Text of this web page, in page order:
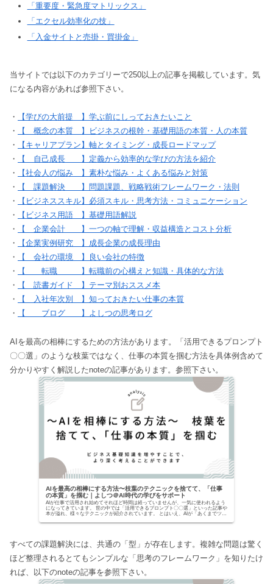
「重要度・緊急度マトリックス」
「エクセル効率化の技」
「入金サイトと売掛・買掛金」
当サイトでは以下のカテゴリーで250以上の記事を掲載しています。気
になる内容があれば参照下さい。
・
【学びの大前提 】学ぶ前にしっておきたいこと
・
【 概念の本質 】ビジネスの根幹・基礎用語の本質・人の本質
・
【キャリアプラン】軸とタイミング・成長ロードマップ
・
【 自己成長 】定義から効率的な学びの方法を紹介
・
【社会人の悩み 】素朴な悩み・よくある悩みと対策
・
【 課題解決 】問題課題、戦略戦術フレームワーク・法則
・
【ビジネススキル】必須スキル・思考方法・コミュニケーション
・
【ビジネス用語 】基礎用語解説
・
【 企業会計 】一つの軸で理解・収益構造とコスト分析
・
【企業実例研究 】成長企業の成長理由
・
【 会社の環境 】良い会社の特徴
・
【 転職 】転職前の心構えと知識・具体的な方法
・
【 読書ガイド 】テーマ別おススメ本
・
【 入社年次別 】知っておきたい仕事の本質
・
【 ブログ 】よしつの思考ログ
AIを最高の相棒にするための方法があります。「活用できるプロンプト
〇〇選」のような枝葉ではなく、仕事の本質を掴む方法を具体例含めて
分かりやすく解説したnoteの記事があります。参照下さい。
AIを最高の相棒にする方法〜枝葉のテクニックを捨てて、「仕事
の本質」を掴む｜よしつ＠AI時代の学びをサポート
AIが仕事で活用され始めてそれほど時間は経っていませんが、一気に使われるよう
になってきています。 世の中では「活用できるプロンプト〇〇選」といった記事や
本が溢れ、様々なテクニックが紹介されています。 とはいえ、AIが「あくまでツー
すべての課題解決には、共通の「型」が存在します。複雑な問題は驚く
ほど整理されるとてもシンプルな「思考のフレームワーク」を知りたけ
れば、以下のnoteの記事を参照下さい。